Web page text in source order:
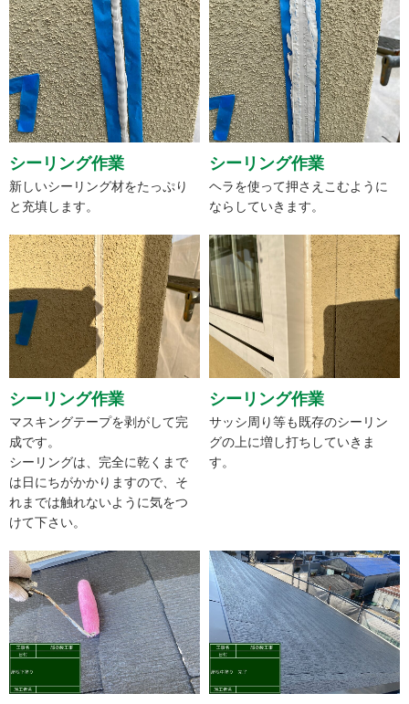
シーリング作業
新しいシーリング材をたっぷり
と充填します。
シーリング作業
ヘラを使って押さえこむように
ならしていきます。
シーリング作業
マスキングテープを剥がして完
成です。
シーリングは、完全に乾くまで
は日にちがかかりますので、そ
れまでは触れないように気をつ
けて下さい。
シーリング作業
サッシ周り等も既存のシーリン
グの上に増し打ちしていきま
す。